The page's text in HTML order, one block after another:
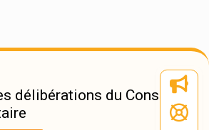
délibérations du Conseil